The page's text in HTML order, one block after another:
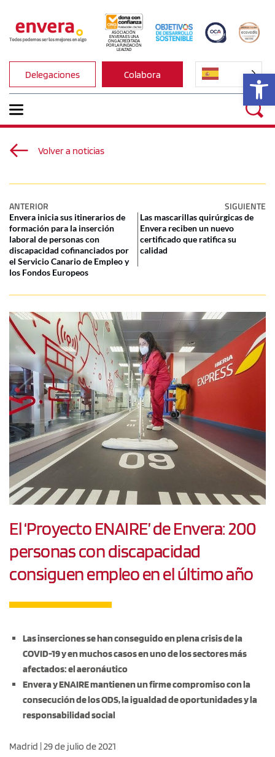
ASOCIACIÓN
ENVERA ES UNA
ONG ACREDITADA
POR LA FUNDACIÓN
LEALTAD
Delegaciones Colabora
Volver a noticias
ANTERIOR SIGUIENTE
Envera inicia sus itinerarios de
formación para la inserción
laboral de personas con
discapacidad cofinanciados por
el Servicio Canario de Empleo y
los Fondos Europeos
Las mascarillas quirúrgicas de
Envera reciben un nuevo
certificado que ratifica su
calidad
El ‘Proyecto ENAIRE’ de Envera: 200
personas con discapacidad
consiguen empleo en el último año
Las inserciones se han conseguido en plena crisis de la
COVID-19 y en muchos casos en uno de los sectores más
afectados: el aeronáutico
Envera y ENAIRE mantienen un firme compromiso con la
consecución de los ODS, la igualdad de oportunidades y la
responsabilidad social
Madrid | 29 de julio de 2021